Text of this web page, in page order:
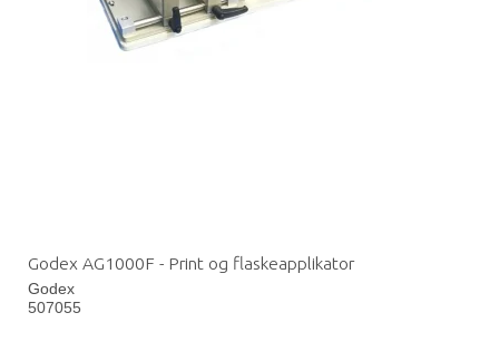
Godex AG1000F - Print og flaskeapplikator
Godex
507055